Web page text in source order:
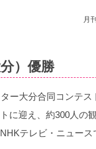
月
）優勝
ー大分合同コンテ
に迎え、約300人の
テレビ・ニュー